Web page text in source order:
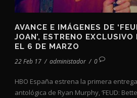
AVANCE E IMÁGENES DE
JOAN’, ESTRENO
EL 6 DE MARZO
22 Feb 17 / administador / 0
HBO España estrena la primera
antológica de Ryan Murphy, ‘FEUD: